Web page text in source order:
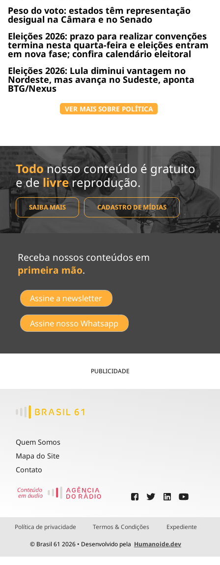
Peso do voto: estados têm representação
desigual na Câmara e no Senado
Eleições 2026: prazo para realizar convenções
termina nesta quarta-feira e eleições entram
em nova fase; confira calendário eleitoral
Eleições 2026: Lula diminui vantagem no
Nordeste, mas avança no Sudeste, aponta
BTG/Nexus
VER MAIS SOBRE POLÍTICA
Todo nosso conteúdo é gratuito
e de livrereprodução.
SAIBA MAIS CADASTRO DE MÍDIAS
Receba nossos conteúdos em
primeira mão.
Assine a newsletter
Assine nosso Whatsapp
PUBLICIDADE
Quem Somos
Mapa do Site
Contato
Política de privacidade Termos & Condições Expediente
© Brasil 61 2026 • Desenvolvido pela Humanoide.dev